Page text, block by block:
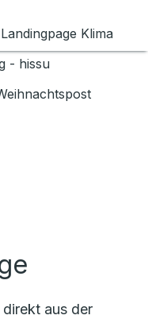
Landingpage Klima
- hissu
aus der